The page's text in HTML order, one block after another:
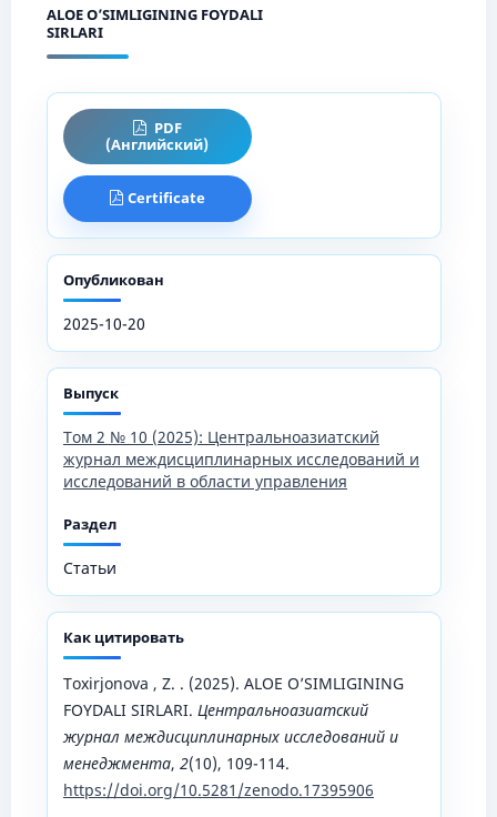
ALOE O’SIMLIGINING FOYDALI
SIRLARI
PDF
(Английский)
Certificate
Опубликован
2025-10-20
Выпуск
Том 2 № 10 (2025): Центральноазиатский
журнал междисциплинарных исследований и
исследований в области управления
Раздел
Статьи
Как цитировать
Toxirjonova , Z. . (2025). ALOE O’SIMLIGINING
FOYDALI SIRLARI. Центральноазиатский
журнал междисциплинарных исследований и
менеджмента, 2(10), 109-114.
https://doi.org/10.5281/zenodo.17395906